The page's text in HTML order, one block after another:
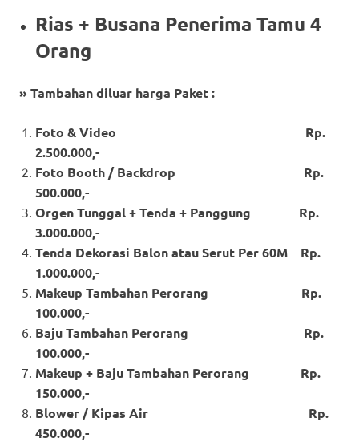
Rias + Busana Penerima Tamu 4
Orang
» Tambahan diluar harga Paket :
Foto & Video Rp.
2.500.000,-
Foto Booth / Backdrop Rp.
500.000,-
Orgen Tunggal + Tenda + Panggung Rp.
3.000.000,-
Tenda Dekorasi Balon atau Serut Per 60M Rp.
1.000.000,-
Makeup Tambahan Perorang Rp.
100.000,-
Baju Tambahan Perorang Rp.
100.000,-
Makeup + Baju Tambahan Perorang Rp.
150.000,-
Blower / Kipas Air Rp.
450.000,-